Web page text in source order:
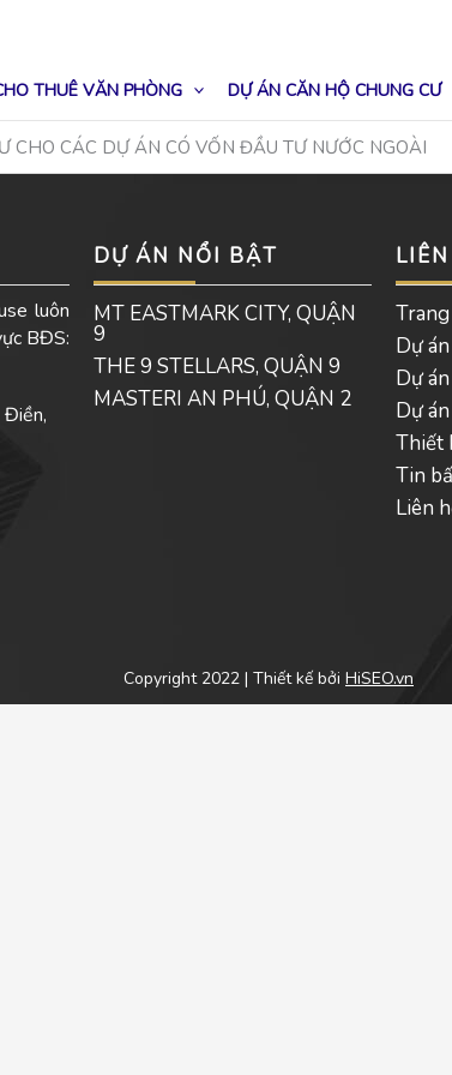
THUÊ VĂN PHÒNG DỰ ÁN CĂN HỘ CHUNG CƯ
CHO CÁC DỰ ÁN CÓ VỐN ĐẦU TƯ NƯỚC NGOÀI
luôn
BĐS:
Điền,
DỰ ÁN NỔI BẬT
MT EASTMARK CITY, QUẬN
9
THE 9 STELLARS, QUẬN 9
MASTERI AN PHÚ, QUẬN 2
Dự
Dự
Dự
Thiết
Tin
Liên
Copyright 2022 | Thiết kế bởi HiSEO.vn